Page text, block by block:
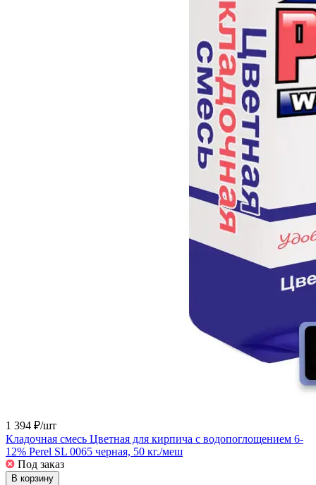
1 394 ₽/шт
Кладочная смесь Цветная для кирпича с водопоглощением 6-
12% Perel SL 0065 черная, 50 кг./меш
Под заказ
В корзину